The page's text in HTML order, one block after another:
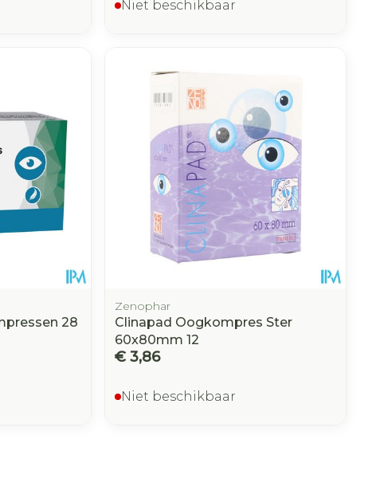
Niet beschikbaar
28
Zenophar
Clinapad Oogkompres Ster
60x80mm 12
€ 3,86
Niet beschikbaar